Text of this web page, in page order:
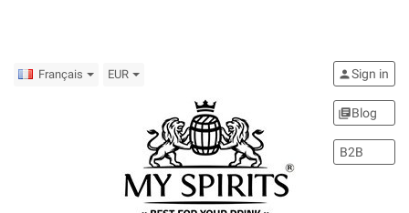
Français EUR personSign in
library_booksBlog
B2B